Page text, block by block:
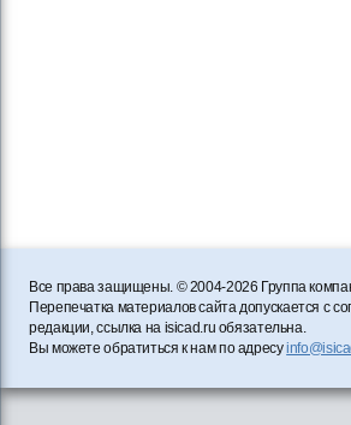
Все права защищены. © 2004-2026 Группа
Перепечатка материалов сайта допускается с
редакции, ссылка на isicad.ru обязательна.
Вы можете обратиться к нам по адресу